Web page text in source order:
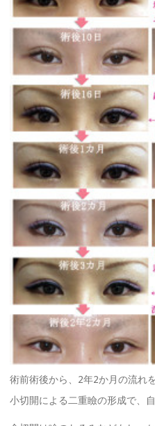
術前術後から、2年2か月の流れ
小切開による二重瞼の形成で、